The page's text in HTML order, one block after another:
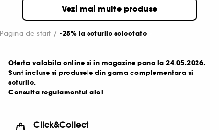
Vezi mai multe produse
Pagina de start -25% la seturile selectate
Oferta valabila online si in magazine pana la 24.05.2026.
Sunt incluse si produsele din gama complementara si
seturile.
Consulta regulamentul aici
Click&Collect